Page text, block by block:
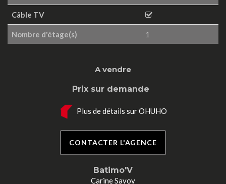
Câble TV
Nombre d'étage(s) 1
A vendre
Prix sur demande
Plus de détails sur OHUHO
CONTACTER L'AGENCE
Batimo'V
Carine Savoy